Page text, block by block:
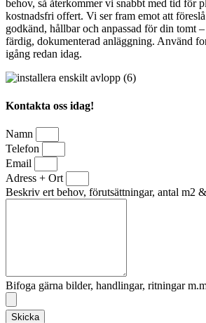
behov, så återkommer vi snabbt med tid för
kostnadsfri offert. Vi ser fram emot att
godkänd, hållbar och anpassad för din tomt
färdig, dokumenterad anläggning. Använd
igång redan idag.
Kontakta oss idag!
Namn
Telefon
Email
Adress + Ort
Beskriv ert behov, förutsättningar, antal m2
Bifoga gärna bilder, handlingar, ritningar
Skicka